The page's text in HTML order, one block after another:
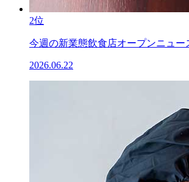
2位
今週の新業態飲食店オープンニュー
2026.06.22